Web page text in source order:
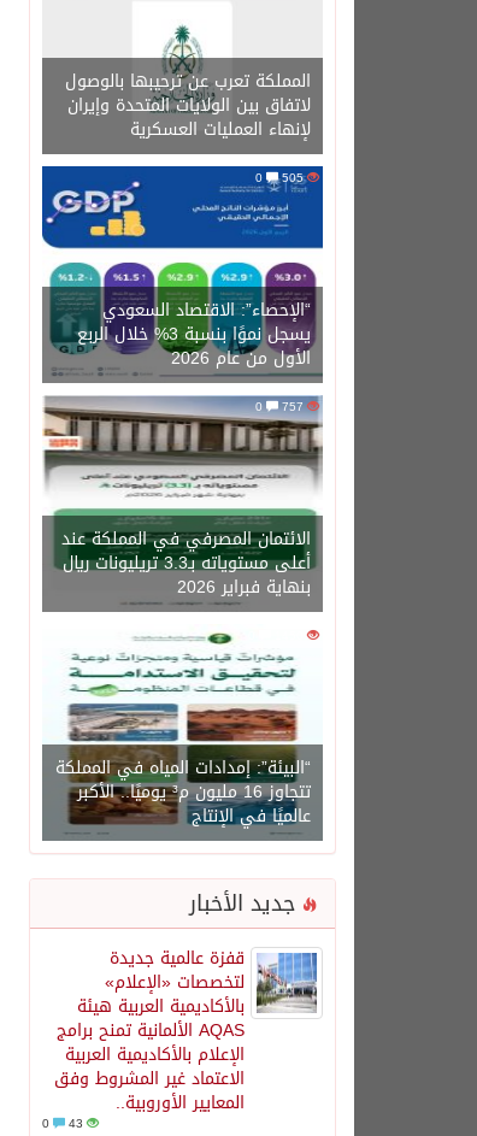
المملكة تعرب عن ترحيبها بالوصول
لاتفاق بين الولايات المتحدة وإيران
لإنهاء العمليات العسكرية
505
“الإحصاء”: الاقتصاد السعودي
يسجل نموًا بنسبة 3% خلال الربع
الأول من عام 2026
757
0
الائتمان المصرفي في المملكة عند
أعلى مستوياته بـ3.3 تريليونات ريال
بنهاية فبراير 2026
1450
“البيئة”: إمدادات المياه في المملكة
تتجاوز 16 مليون م³ يوميًا.. الأكبر
عالميًا في الإنتاج
جديد الأخبار
قفزة عالمية جديدة
لتخصصات «الإعلام»
بالأكاديمية العربية هيئة
AQAS الألمانية تمنح برامج
الإعلام بالأكاديمية العربية
الاعتماد غير المشروط وفق
المعايير الأوروبية..
43